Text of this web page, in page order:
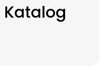
Katalog